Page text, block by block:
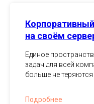
на своём
Единое
задач для всей
больше не
Подробнее